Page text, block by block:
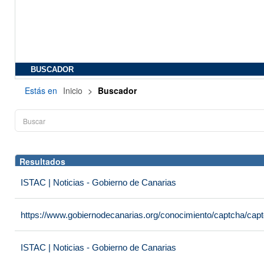
BUSCADOR
Estás en Inicio > Buscador
Resultados
ISTAC | Noticias - Gobierno de Canarias
https://www.gobiernodecanarias.org/conocimiento/captcha/
ISTAC | Noticias - Gobierno de Canarias